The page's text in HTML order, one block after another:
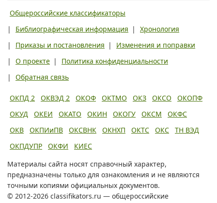
Общероссийские классификаторы
|
Библиографическая информация |
Хронология
|
Приказы и постановления |
Изменения и поправки
|
О проекте |
Политика конфиденциальности
|
Обратная связь
ОКПД 2 ОКВЭД 2 ОКОФ ОКТМО ОКЗ ОКСО
ОКОПФ
ОКУД
ОКЕИ ОКАТО ОКИН ОКОГУ ОКСМ
ОКФС
ОКВ
ОКПИиПВ ОКСВНК ОКНХП ОКТС ОКС
ТН ВЭД
ОКПДУПР
ОКФИ
КИЕС
Материалы сайта носят справочный характер,
предназначены только для ознакомления и не являются
точными копиями официальных документов.
© 2012-2026 classifikators.ru — общероссийские